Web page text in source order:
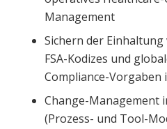
Management
Sichern der
FSA-Kodizes und
Compliance-Vorgaben
Change-Management
(Prozess- und Tool-